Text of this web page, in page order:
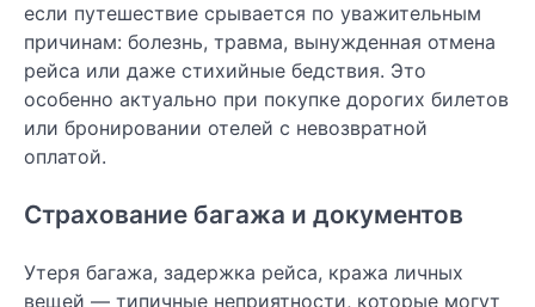
если путешествие срывается по уважительным
причинам: болезнь, травма, вынужденная отмена
рейса или даже стихийные бедствия. Это
особенно актуально при покупке дорогих билетов
или бронировании отелей с невозвратной
оплатой.
Страхование багажа и документов
Утеря багажа, задержка рейса, кража личных
вещей — типичные неприятности, которые могут